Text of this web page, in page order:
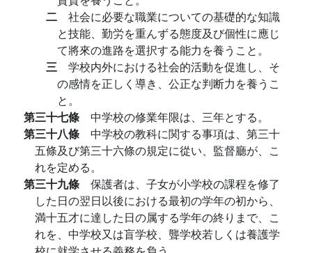
二 社会に必要な職業についての基礎的な知識
と技能、勤労を重んずる態度及び個性に應じ
て將來の進路を選択する能力を養うこと。
三 学校内外における社会的活動を促進し、そ
の感情を正しく導き、公正な判断力を養うこ
と。
第三十七條 中学校の修業年限は、三年とする。
第三十八條 中学校の教科に関する事項は、第三十
五條及び第三十六條の規定に從い、監督廳が、こ
れを定める。
第三十九條 保護者は、子女が小学校の課程を修了
した日の翌日以後における最初の学年の初から、
満十五才に達した日の属する学年の終りまで、こ
れを、中学校又は盲学校、聾学校若しくは養護学